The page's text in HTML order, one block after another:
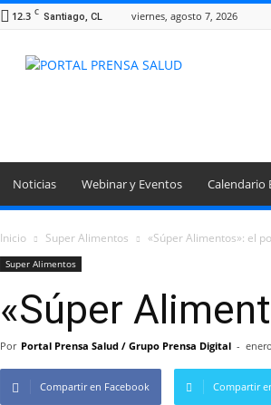
12.3 C Santiago, CL viernes, agosto 7, 2026
Portal
Noticias Webinar y Eventos Calendario
Inicio Super Alimentos «Súper Alimentos»: el
Super Alimentos
«Súper
Por Portal Prensa Salud / Grupo Prensa Digital -
Compartir en Facebook Compartir